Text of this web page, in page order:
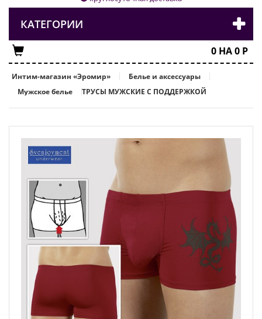
КАТЕГОРИИ
0 НА0 Р
Интим-магазин «Эромир»
Белье и аксессуары
Мужское белье
ТРУСЫ МУЖСКИЕ С ПОДДЕРЖКОЙ